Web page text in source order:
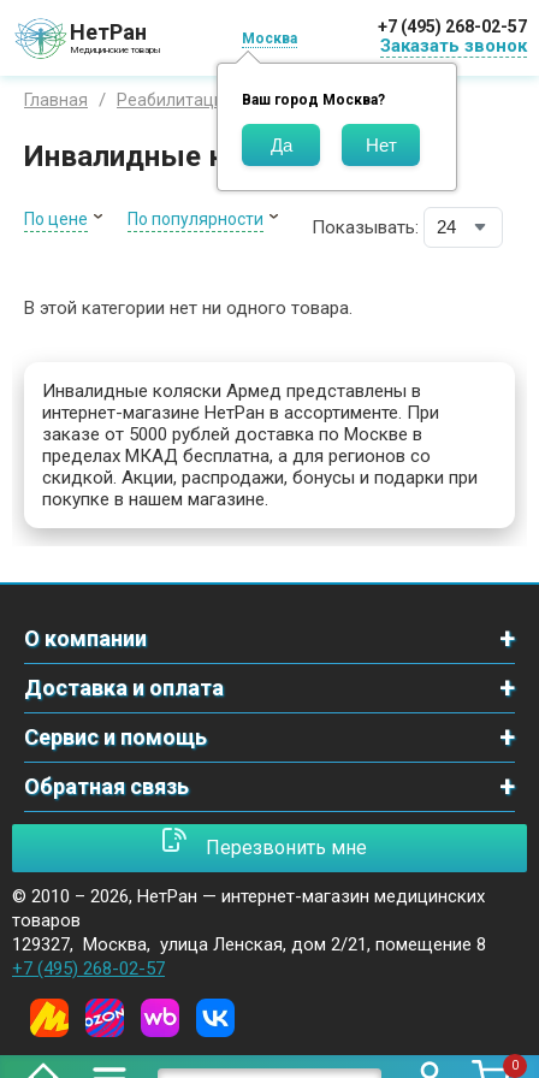
НетРан
Медицинские товары
Москва
Ваш город Москва?
+7 (495) 268-02-57
Заказать звонок
0
Главная Реабилитация Коляски Armed
Инвалидные коляски Армед
По цене По популярности Показывать:
В этой категории нет ни одного товара.
Инвалидные коляски Армед представлены в
интернет-магазине НетРан в ассортименте. При
заказе от 5000 рублей доставка по Москве в
пределах МКАД бесплатна, а для регионов со
скидкой. Акции, распродажи, бонусы и подарки при
покупке в нашем магазине.
О компании
Доставка и оплата
Сервис и помощь
Обратная связь
Перезвонить мне
© 2010 – 2026, НетРан — интернет-магазин медицинских
товаров
129327, Москва, улица Ленская, дом 2/21, помещение 8
+7 (495) 268-02-57